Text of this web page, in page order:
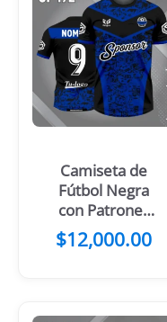
Camiseta de
Fútbol Negra
con Patrones
Amarillos
$12,000.00